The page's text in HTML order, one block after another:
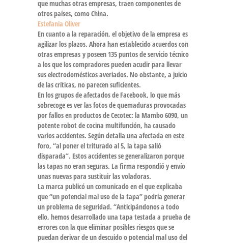
que muchas otras empresas, traen componentes de
otros países, comoChina.
Estefania Oliver
En cuanto a la reparación, el objetivo de la empresa es
agilizar los plazos. Ahora han establecido acuerdos con
otras empresas y poseen 135 puntos de servicio técnico
a los que los compradores pueden acudir para llevar
sus electrodomésticos averiados. No obstante, a juicio
de las críticas, no parecen suficientes.
En los grupos de afectados de Facebook, lo que más
sobrecoge es ver las fotos dequemadurasprovocadas
por fallos en productos de Cecotec: la Mambo 6090, un
potente robot de cocina multifunción, ha causado
varios accidentes. Según detalla una afectada en este
foro, “al poner el triturado al 5, la tapa salió
disparada”. Estos accidentes se generalizaron porque
las tapas no eran seguras. La firma respondió y envío
unas nuevas para sustituir las voladoras.
La marca publicó un comunicado en el que explicaba
que “un potencial mal uso de la tapa” podría generar
un problema deseguridad. “Anticipándonos a todo
ello, hemos desarrollado una tapa testada a prueba de
errores con la que eliminar posibles riesgos que se
puedan derivar de un descuido o potencial mal uso del